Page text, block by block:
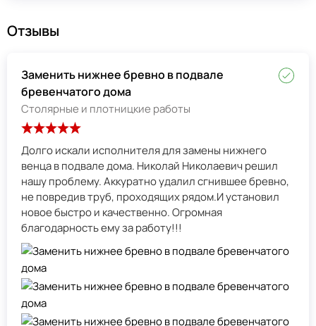
Отзывы
Заменить нижнее бревно в подвале
бревенчатого дома
Столярные и плотницкие работы
Долго искали исполнителя для замены нижнего
венца в подвале дома. Николай Николаевич решил
нашу проблему. Аккуратно удалил сгнившее бревно,
не повредив труб, проходящих рядом.И установил
новое быстро и качественно. Огромная
благодарность ему за работу!!!